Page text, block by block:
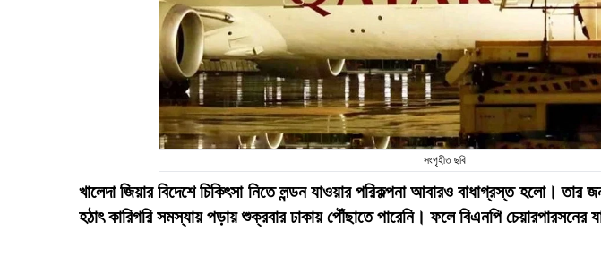
সংগৃহীত ছবি
খালেদা জিয়ার বিদেশে চিকিৎসা নিতে লন্ডন যাওয়ার পরিকল্পনা আবারও বাধাগ্রস্ত হলো। তার
হঠাৎ কারিগরি সমস্যায় পড়ায় শুক্রবার ঢাকায় পৌঁছাতে পারেনি। ফলে বিএনপি